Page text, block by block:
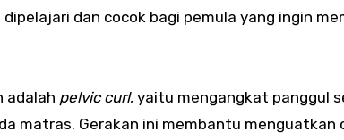
dan cocok bagi pemula yang ingin
adalah pelvic curl, yaitu mengangkat panggul
matras. Gerakan ini membantu menguatkan